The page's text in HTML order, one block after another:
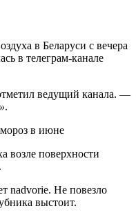
в Беларуси с вечера
в телеграм-канале
ведущий канала. —
.
возле поверхности
nadvorie. Не повезло
выстоит.